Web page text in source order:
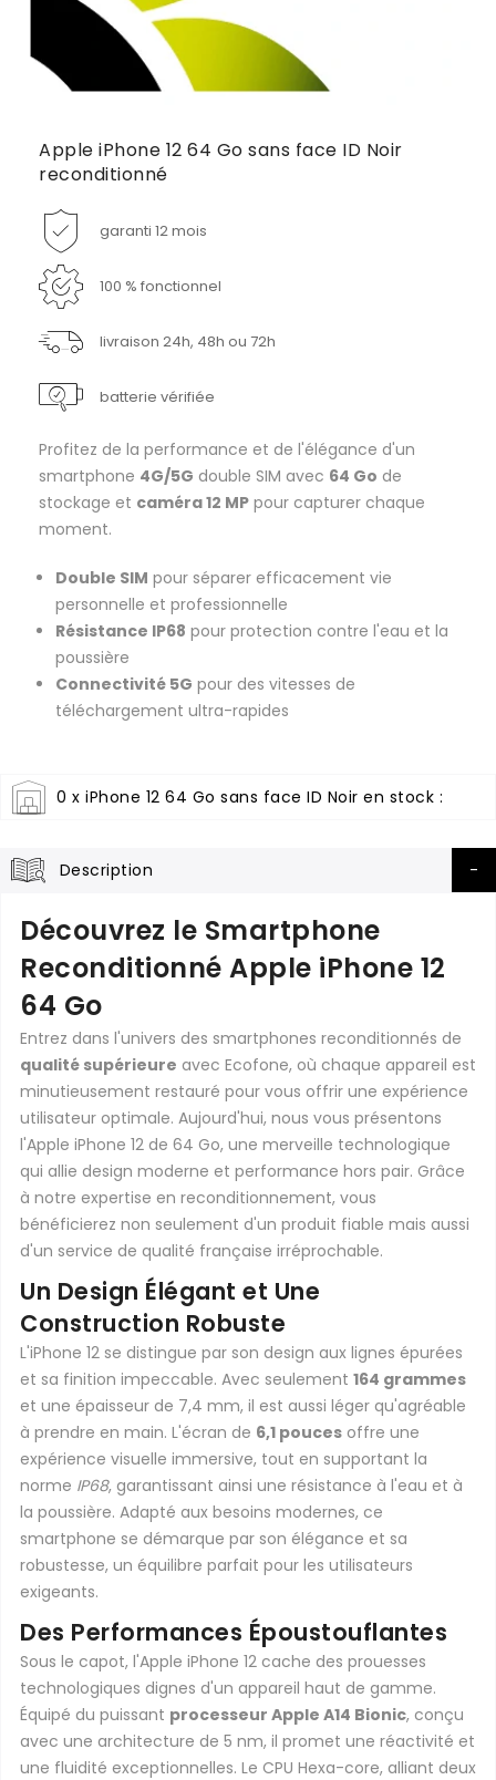
Apple iPhone 12 64 Go sans face ID Noir
reconditionné
garanti 12 mois
100 % fonctionnel
livraison 24h, 48h ou 72h
batterie vérifiée
Profitez de la performance et de l'élégance d'un
smartphone 4G/5G double SIM avec 64 Go de
stockage et caméra 12 MP pour capturer chaque
moment.
Double SIM pour séparer efficacement vie
personnelle et professionnelle
Résistance IP68 pour protection contre l'eau et la
poussière
Connectivité 5G pour des vitesses de
téléchargement ultra-rapides
0 x iPhone 12 64 Go sans face ID Noir en stock :
Description
Découvrez le Smartphone
Reconditionné Apple iPhone 12
64 Go
Entrez dans l'univers des smartphones reconditionnés de
qualité supérieure avec Ecofone, où chaque appareil est
minutieusement restauré pour vous offrir une expérience
utilisateur optimale. Aujourd'hui, nous vous présentons
l'Apple iPhone 12 de 64 Go, une merveille technologique
qui allie design moderne et performance hors pair. Grâce
à notre expertise en reconditionnement, vous
bénéficierez non seulement d'un produit fiable mais aussi
d'un service de qualité française irréprochable.
Un Design Élégant et Une
Construction Robuste
L'iPhone 12 se distingue par son design aux lignes épurées
et sa finition impeccable. Avec seulement 164 grammes
et une épaisseur de 7,4 mm, il est aussi léger qu'agréable
à prendre en main. L'écran de 6,1 pouces offre une
expérience visuelle immersive, tout en supportant la
norme IP68, garantissant ainsi une résistance à l'eau et à
la poussière. Adapté aux besoins modernes, ce
smartphone se démarque par son élégance et sa
robustesse, un équilibre parfait pour les utilisateurs
exigeants.
Des Performances Époustouflantes
Sous le capot, l'Apple iPhone 12 cache des prouesses
technologiques dignes d'un appareil haut de gamme.
Équipé du puissant processeur Apple A14 Bionic, conçu
avec une architecture de 5 nm, il promet une réactivité et
une fluidité exceptionnelles. Le CPU Hexa-core, alliant deux